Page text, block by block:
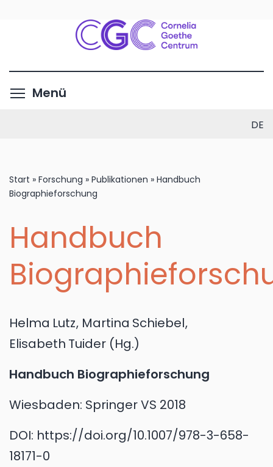
Inhalt
Menü
DE
Start » Forschung » Publikationen » Handbuch
Biographieforschung
Handbuch
Helma Lutz, Martina Schiebel,
Elisabeth Tuider (Hg.)
Handbuch Biographieforschung
Wiesbaden: Springer VS 2018
DOI: https://doi.org/10.1007/978-3-658-
18171-0